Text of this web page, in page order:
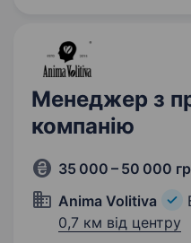
Менеджер з
компанію
35 000 – 50 000
Anima Volitiva
0,7 км від центру